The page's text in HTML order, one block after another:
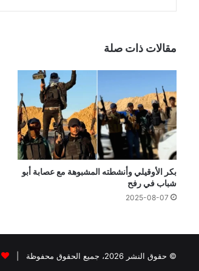
مقالات ذات صلة
بكر الأوقيلي وأنشطته المشبوهة مع عصابة أبو
شباب في رفح
2025-08-07
© حقوق النشر 2026، جميع الحقوق محفوظة |